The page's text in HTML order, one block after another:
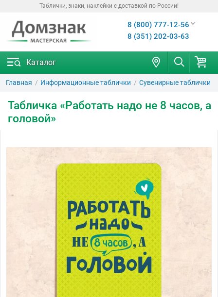
Таблички, знаки, наклейки с доставкой по России!
8 (800) 777-12-56
8 (351) 202-03-63
Каталог
Главная Информационные таблички Сувенирные таблички
Табличка «Работать надо не 8 часов, а
головой»